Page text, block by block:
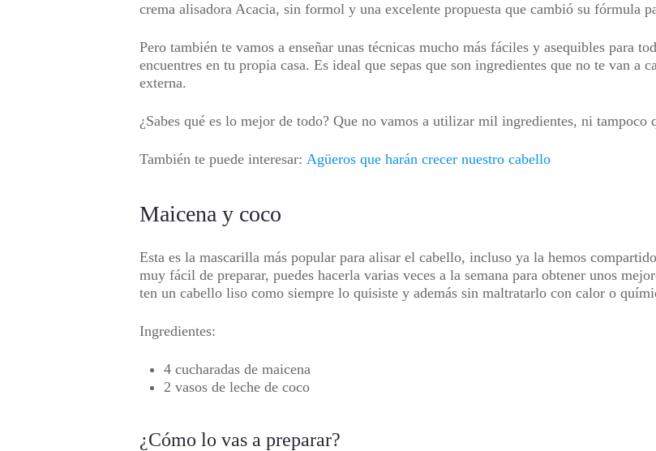
crema alisadora Acacia, sin formol y una excelente propuesta que cambió su fórmula
Pero también te vamos a enseñar unas técnicas mucho más fáciles y asequibles para
encuentres en tu propia casa. Es ideal que sepas que son ingredientes que no te van a
externa.
¿Sabes qué es lo mejor de todo? Que no vamos a utilizar mil ingredientes, ni tampoco
También te puede interesar: Agüeros que harán crecer nuestro cabello
Maicena y coco
Esta es la mascarilla más popular para alisar el cabello, incluso ya la hemos
muy fácil de preparar, puedes hacerla varias veces a la semana para obtener unos
ten un cabello liso como siempre lo quisiste y además sin maltratarlo con calor o
Ingredientes:
4 cucharadas de maicena
2 vasos de leche de coco
¿Cómo lo vas a preparar?